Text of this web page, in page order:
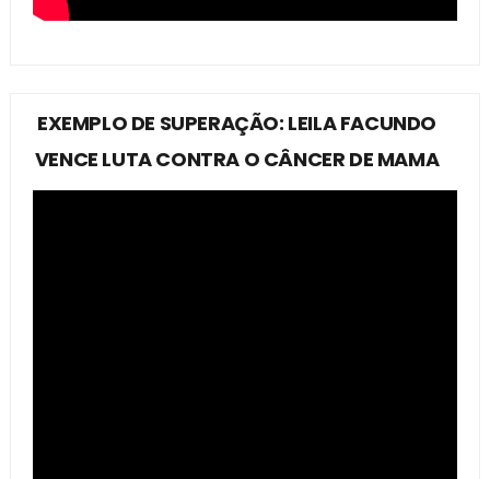
EXEMPLO DE SUPERAÇÃO: LEILA FACUNDO
VENCE LUTA CONTRA O CÂNCER DE MAMA